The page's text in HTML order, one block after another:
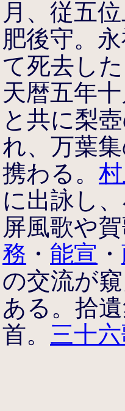
月、従五
肥後守。
て死去し
天暦五年
と共に梨
れ、万葉
携わる。
に出詠し
屏風歌や
務 ・ 能宣 ・
の交流が
ある。拾
首。 三十